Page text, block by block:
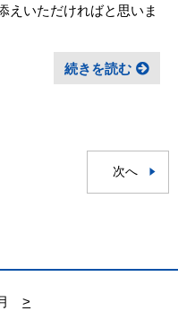
えいただければと思いま
続きを読む
次へ
>